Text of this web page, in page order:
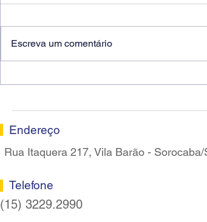
Escreva um comentário
Endereço
Rua Itaquera 217, Vila Barão - Sorocaba/
Telefone
(15) 3229.2990